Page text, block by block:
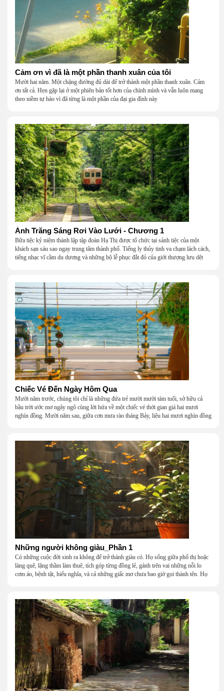
Cảm ơn vì đã là một phần thanh xuân của tôi
Mười hai năm. Một chặng đường đủ dài để trở thành một phần thanh xuân. Cảm
ơn tất cả. Hẹn gặp lại ở một phiên bản tốt hơn của chính mình và vẫn luôn mang
theo niềm tự hào vì đã từng là một phần của đại gia đình này
Ánh Trăng Sáng Rơi Vào Lưới - Chương 1
Bữa tiệc kỷ niệm thành lập tập đoàn Hạ Thị được tổ chức tại sảnh tiệc của một
khách sạn sáu sao ngay trung tâm thành phố. Tiếng ly thủy tinh va chạm lách cách,
tiếng nhạc vĩ cầm du dương và những bộ lễ phục đắt đỏ của giới thượng lưu dệt
Chiếc Vé Đến Ngày Hôm Qua
Mười năm trước, chúng tôi chỉ là những đứa trẻ mười mười tám tuổi, sở hữu cả
bầu trời ước mơ ngây ngô cùng lời hứa về một chiếc vé thời gian giá hai mươi
nghìn đồng. Mười năm sau, giữa cơn mưa rào tháng Bảy, liệu hai mươi nghìn đồng
Những người không giàu_Phần 1
Có những cuộc đời sinh ra không để trở thành giàu có. Họ sống giữa phố thị hoặc
làng quê, lặng thầm làm thuê, tích góp từng đồng lẻ, gánh trên vai những nỗi lo
cơm áo, bệnh tật, hiếu nghĩa, và cả những giấc mơ chưa bao giờ gọi thành tên. Họ
một mái nhà bằng lòng thương, bằng sự nhẫn nại và một niềm tin cũ kỹ rằng: dẫu
nghèo đến đâu, cũng còn có nhau để quay về.